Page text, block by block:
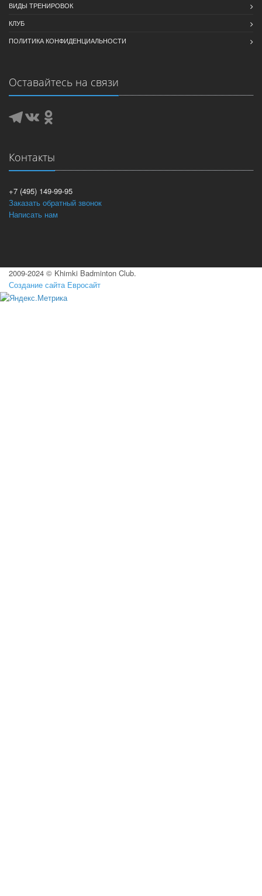
ВИДЫ ТРЕНИРОВОК
КЛУБ
ПОЛИТИКА КОНФИДЕНЦИАЛЬНОСТИ
Оставайтесь на связи
Контакты
+7 (495) 149-99-95
Заказать обратный звонок
Написать нам
2009-2024 © Khimki Badminton Club.
Создание сайта Евросайт